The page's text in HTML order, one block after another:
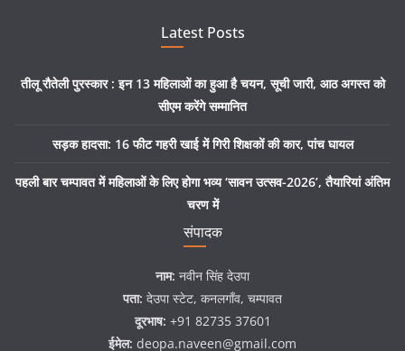
Latest Posts
तीलू रौतेली पुरस्कार : इन 13 महिलाओं का हुआ है चयन, सूची जारी, आठ अगस्त को
सीएम करेंगे सम्मानित
सड़क हादसा: 16 फीट गहरी खाई में गिरी शिक्षकों की कार, पांच घायल
पहली बार चम्पावत में महिलाओं के लिए होगा भव्य ‘सावन उत्सव-2026’, तैयारियां अंतिम
चरण में
संपादक
नाम: नवीन सिंह देउपा
पता: देउपा स्टेट, कनलगाँव, चम्पावत
दूरभाष: +91 82735 37601
ईमेल: deopa.naveen@gmail.com